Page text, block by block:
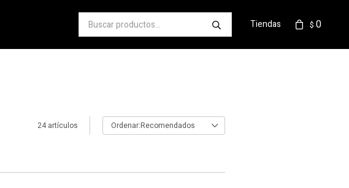
$ 0
Tiendas
24 artículos Recomendados